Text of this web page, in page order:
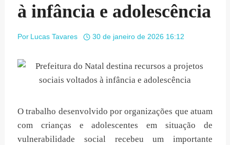
à infância e adolescência
Por Lucas Tavares 30 de janeiro de 2026 16:12
O trabalho desenvolvido por organizações que atuam
com crianças e adolescentes em situação de
vulnerabilidade social recebeu um importante